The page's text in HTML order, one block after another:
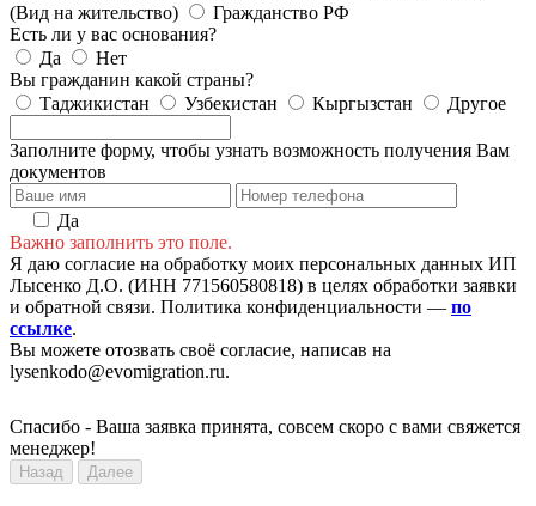
(Вид на жительство)
Гражданство РФ
Есть ли у вас основания?
Да
Нет
Вы гражданин какой страны?
Таджикистан
Узбекистан Кыргызстан Другое
Заполните форму, чтобы узнать возможность получения Вам
документов
Да
Важно заполнить это поле.
Я даю согласие на обработку моих персональных данных ИП
Лысенко Д.О. (ИНН 771560580818) в целях обработки заявки
и обратной связи. Политика конфиденциальности — по
ссылке.
Вы можете отозвать своё согласие, написав на
lysenkodo@evomigration.ru.
Спасибо - Ваша заявка принята, совсем скоро с вами свяжется
менеджер!
Назад Далее